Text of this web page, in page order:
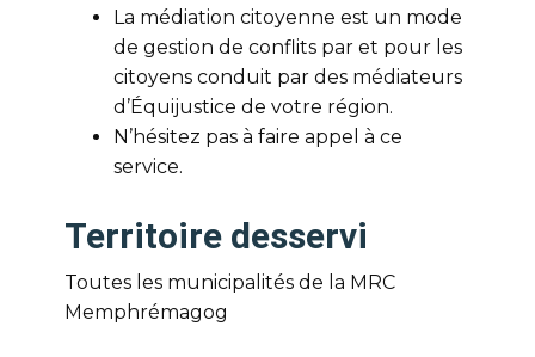
La médiation citoyenne est un mode
de gestion de conflits par et pour les
citoyens conduit par des médiateurs
d’Équijustice de votre région.
N’hésitez pas à faire appel à ce
service.
Territoire desservi
Toutes les municipalités de la MRC
Memphrémagog